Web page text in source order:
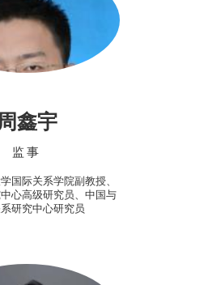
鑫宇
监事
国际关系学院副教授、
心高级研究员、中国与
研究中心研究员